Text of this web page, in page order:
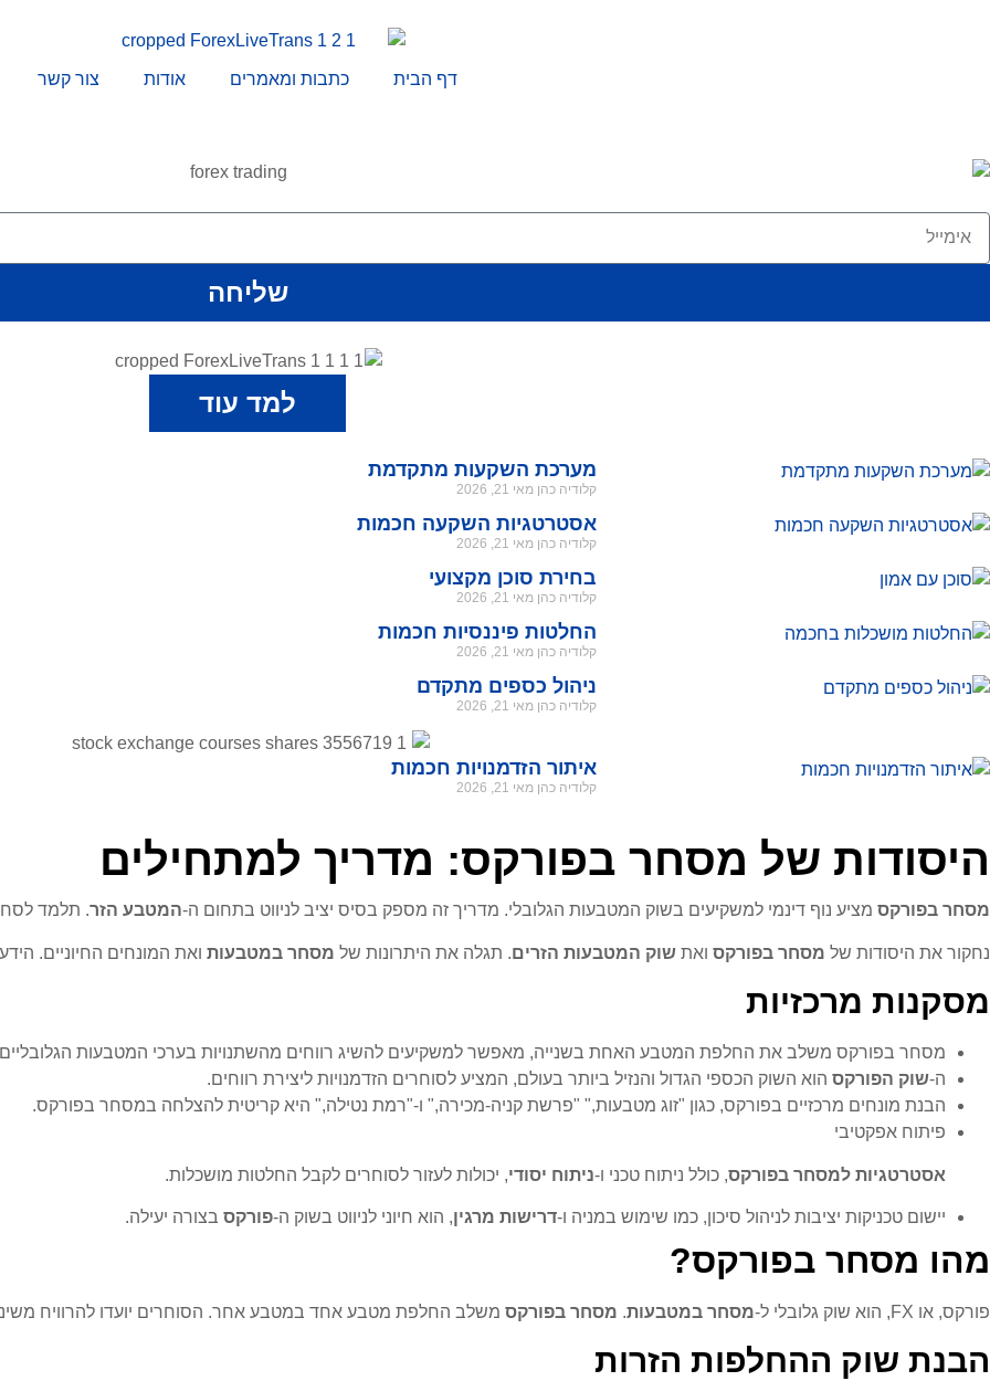
דף הבית כתבות ומאמרים אודות צור קשר
שליחה
למד עוד
מערכת השקעות מתקדמת
קלודיה כהן מאי 21, 2026
אסטרטגיות השקעה חכמות
קלודיה כהן מאי 21, 2026
בחירת סוכן מקצועי
קלודיה כהן מאי 21, 2026
החלטות פיננסיות חכמות
קלודיה כהן מאי 21, 2026
ניהול כספים מתקדם
קלודיה כהן מאי 21, 2026
איתור הזדמנויות חכמות
קלודיה כהן מאי 21, 2026
היסודות של מסחר בפורקס: מדריך למתחילים
מסחר בפורקס מציע נוף דינמי למשקיעים בשוק המטבעות הגלובלי. מדריך זה מספק בסיס יציב לניווט בתחום ה-המטבע הזר. תלמד
נחקור את היסודות של מסחר בפורקס ואת שוק המטבעות הזרים. תגלה את היתרונות של מסחר במטבעות ואת המונחים החיוניים.
מסקנות מרכזיות
מסחר בפורקס משלב את החלפת המטבע האחת בשנייה, מאפשר למשקיעים להשיג רווחים מהשתנויות בערכי המטבעות
ה-שוק הפורקס הוא השוק הכספי הגדול והנזיל ביותר בעולם, המציע לסוחרים הזדמנויות ליצירת רווחים.
הבנת מונחים מרכזיים בפורקס, כגון "זוג מטבעות," "פרשת קניה-מכירה," ו-"רמת נטילה," היא קריטית להצלחה במסחר בפורקס.
פיתוח אפקטיבי
אסטרטגיות למסחר בפורקס, כולל ניתוח טכני ו-ניתוח יסודי, יכולות לעזור לסוחרים לקבל החלטות מושכלות.
יישום טכניקות יציבות לניהול סיכון, כמו שימוש במניה ו-דרישות מרגין, הוא חיוני לניווט בשוק ה-פורקס בצורה יעילה.
מהו מסחר בפורקס?
פורקס, או FX, הוא שוק גלובלי ל- מסחר במטבעות. מסחר בפורקס משלב החלפת מטבע אחד במטבע אחר. הסוחרים יועדו להרוויח
הבנת שוק ההחלפות הזרות